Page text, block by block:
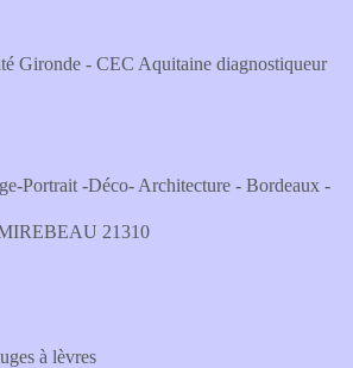
Gironde - CEC Aquitaine diagnostiqueur
Portrait -Déco- Architecture - Bordeaux -
21310
à lèvres